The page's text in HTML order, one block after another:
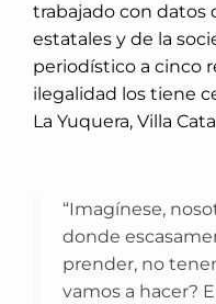
trabajado con datos
estatales y de la
periodístico a cinco
ilegalidad los tiene
La Yuquera, Villa
“Imagínese,
donde
prender, no
vamos a hacer?